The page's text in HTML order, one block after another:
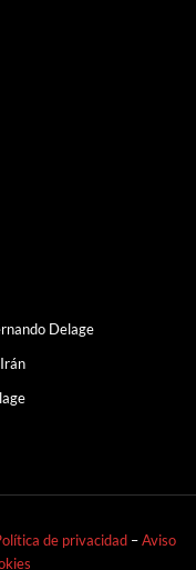
Delage
de privacidad –Aviso